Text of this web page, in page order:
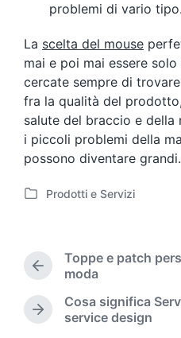
problemi di vario tipo.
La scelta del mouse
mai e poi mai essere
cercate sempre di
fra la qualità del
salute del braccio e della
i piccoli problemi della
possono diventare grandi.
P
e
n
Prodotti e Servizi
P
e
v
Toppe e patch
moda
N
Cosa significa
service design